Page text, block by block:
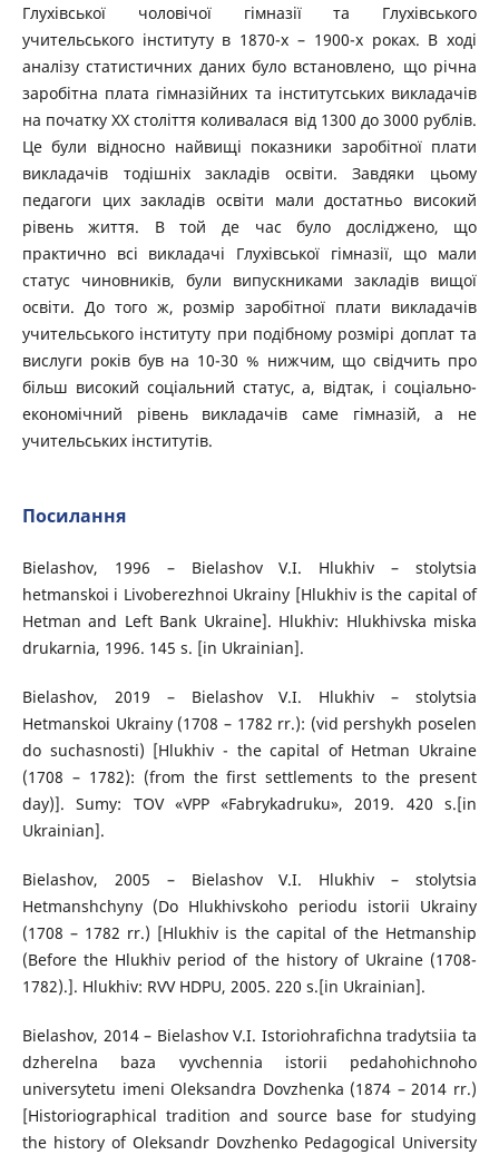
Глухівської чоловічої гімназії та Глухівського
учительського інституту в 1870-х – 1900-х роках. В ході
аналізу статистичних даних було встановлено, що річна
заробітна плата гімназійних та інститутських викладачів
на початку XX століття коливалася від 1300 до 3000 рублів.
Це були відносно найвищі показники заробітної плати
викладачів тодішніх закладів освіти. Завдяки цьому
педагоги цих закладів освіти мали достатньо високий
рівень життя. В той де час було досліджено, що
практично всі викладачі Глухівської гімназії, що мали
статус чиновників, були випускниками закладів вищої
освіти. До того ж, розмір заробітної плати викладачів
учительського інституту при подібному розмірі доплат та
вислуги років був на 10-30 % нижчим, що свідчить про
більш високий соціальний статус, а, відтак, і соціально-
економічний рівень викладачів саме гімназій, а не
учительських інститутів.
Посилання
Bielashov, 1996 – Bielashov V.I. Hlukhiv – stolytsia
hetmanskoi i Livoberezhnoi Ukrainy [Hlukhiv is the capital of
Hetman and Left Bank Ukraine]. Hlukhiv: Hlukhivska miska
drukarnia, 1996. 145 s. [in Ukrainian].
Bielashov, 2019 – Bielashov V.I. Hlukhiv – stolytsia
Hetmanskoi Ukrainy (1708 – 1782 rr.): (vid pershykh poselen
do suchasnosti) [Hlukhiv - the capital of Hetman Ukraine
(1708 – 1782): (from the first settlements to the present
day)]. Sumy: TOV «VPP «Fabrykadruku», 2019. 420 s.[in
Ukrainian].
Bielashov, 2005 – Bielashov V.I. Hlukhiv – stolytsia
Hetmanshchyny (Do Hlukhivskoho periodu istorii Ukrainy
(1708 – 1782 rr.) [Hlukhiv is the capital of the Hetmanship
(Before the Hlukhiv period of the history of Ukraine (1708-
1782).]. Hlukhiv: RVV HDPU, 2005. 220 s.[in Ukrainian].
Bielashov, 2014 – Bielashov V.I. Istoriohrafichna tradytsiia ta
dzherelna baza vyvchennia istorii pedahohichnoho
universytetu imeni Oleksandra Dovzhenka (1874 – 2014 rr.)
[Historiographical tradition and source base for studying
the history of Oleksandr Dovzhenko Pedagogical University